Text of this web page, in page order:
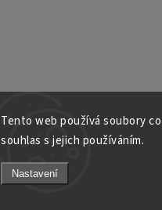
Tento web používá soubory
souhlas s jejich používáním.
Nastavení